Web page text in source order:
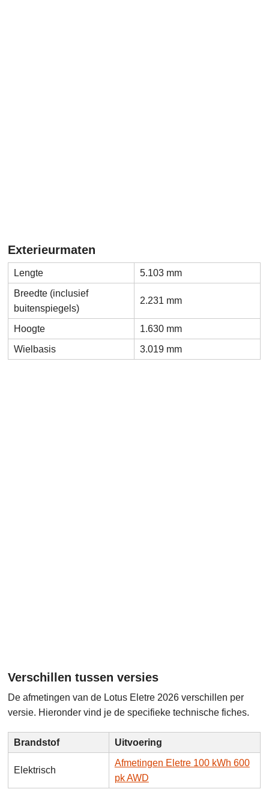
Exterieurmaten
Lengte
5.103 mm
Breedte (inclusief
buitenspiegels)
2.231 mm
Hoogte
1.630 mm
Wielbasis
3.019 mm
Verschillen tussen versies
De afmetingen van de Lotus Eletre 2026 verschillen per
versie. Hieronder vind je de specifieke technische fiches.
Brandstof Uitvoering
Elektrisch
Afmetingen Eletre 100 kWh 600
pk AWD